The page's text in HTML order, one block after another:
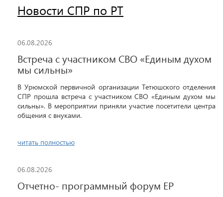
Новости СПР по РТ
06.08.2026
Встреча с участником СВО «Единым духом
мы сильны»
В Урюмской первичной организации Тетюшского отделения
СПР прошла встреча с участником СВО «Единым духом мы
сильны». В мероприятии приняли участие посетители центра
общения с внуками.
читать полностью
06.08.2026
Отчетно- программный форум ЕР